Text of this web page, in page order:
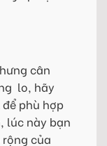
cân
lo, hãy
phù hợp
lúc này bạn
của